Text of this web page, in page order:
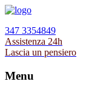
347 3354849
Assistenza 24h
Lascia un pensiero
Menu